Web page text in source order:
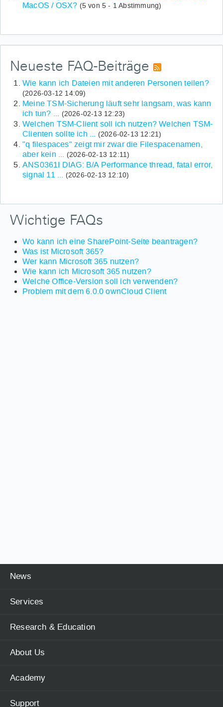
MacOS / OSX? (5 von 5 - 1 Abstimmung)
Neueste FAQ-Beiträge
Wie kann ich Dateien mit anderen Personen teilen?
(2026-03-12 14:09)
Meine TSM-Sicherung läuft sehr langsam, was kann
ich tun? ...
(2026-02-13 12:23)
Welchen TSM-Client soll ich nutzen? Welchen TSM-
Clienten sollte ich ...
(2026-02-13 12:21)
"q filespaces" zeigt mir zwar die Filespacenamen,
aber kein ...
(2026-02-13 12:11)
ANS0361I DIAG: B/A Performance thread, fatal error,
signal 11 ...
(2026-02-13 12:10)
Wichtige FAQs
Wo kann ich eine SharePoint-Seite beantragen?
Was ist Microsoft 365?
Wer kann Microsoft 365 nutzen?
Wie kann ich Microsoft 365 nutzen?
Welche Office-Version soll ich verwenden?
Problem mit dem 6.0.0 ownCloud Client
News
Services
Research & Education
About Us
Academy
Support